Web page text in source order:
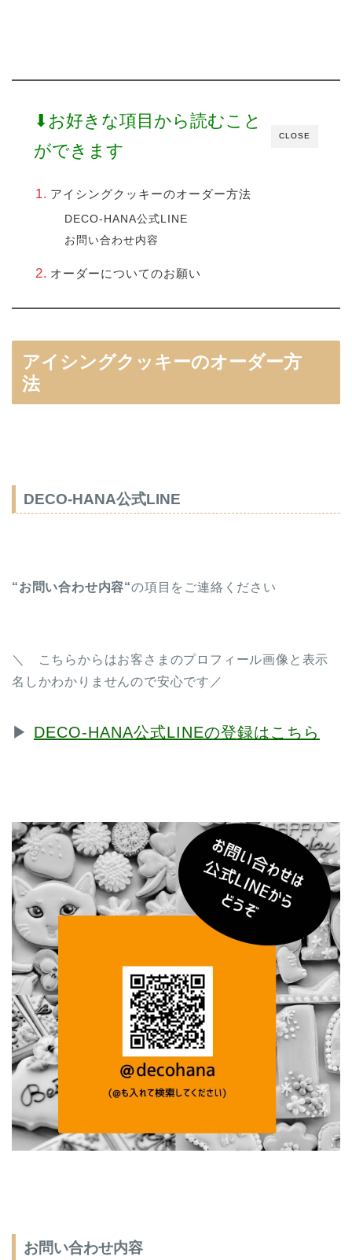
CLOSE
⬇︎お好きな項目から読むこと
ができます
アイシングクッキーのオーダー方法
DECO-HANA公式LINE
お問い合わせ内容
オーダーについてのお願い
アイシングクッキーのオーダー方
法
DECO-HANA公式LINE
“お問い合わせ内容“の項目をご連絡ください
＼ こちらからはお客さまのプロフィール画像と表示
名しかわかりませんので安心です／
▶︎ DECO-HANA公式LINEの登録はこちら
お問い合わせ内容